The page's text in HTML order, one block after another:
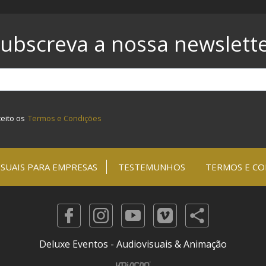
a nossa
os Termos e Condições
PARA EMPRESAS TESTEMUNHOS TERMOS E
Deluxe Eventos - Audiovisuais & Animação